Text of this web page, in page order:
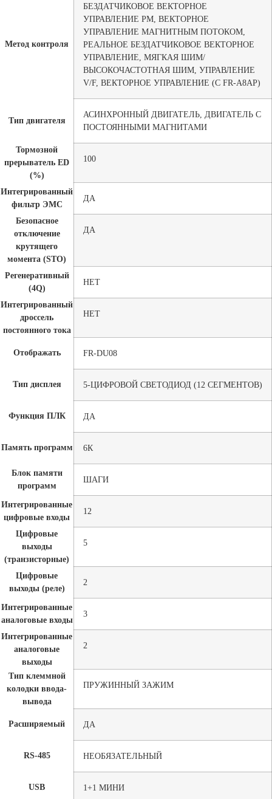
Метод контроля
БЕЗДАТЧИКОВОЕ ВЕКТОРНОЕ
УПРАВЛЕНИЕ PM, ВЕКТОРНОЕ
УПРАВЛЕНИЕ МАГНИТНЫМ ПОТОКОМ,
РЕАЛЬНОЕ БЕЗДАТЧИКОВОЕ ВЕКТОРНОЕ
УПРАВЛЕНИЕ, МЯГКАЯ ШИМ/
ВЫСОКОЧАСТОТНАЯ ШИМ, УПРАВЛЕНИЕ
V/F, ВЕКТОРНОЕ УПРАВЛЕНИЕ (С FR-A8AP)
Тип двигателя
АСИНХРОННЫЙ ДВИГАТЕЛЬ, ДВИГАТЕЛЬ С
ПОСТОЯННЫМИ МАГНИТАМИ
Тормозной
прерыватель ED
(%)
100
Интегрированный
фильтр ЭМС
ДА
Безопасное
отключение
крутящего
момента (STO)
ДА
Регенеративный
(4Q)
НЕТ
Интегрированный
дроссель
постоянного тока
НЕТ
Отображать FR-DU08
Тип дисплея 5-ЦИФРОВОЙ СВЕТОДИОД (12 СЕГМЕНТОВ)
Функция ПЛК ДА
Память программ 6К
Блок памяти
программ
ШАГИ
Интегрированные
цифровые входы
12
Цифровые
выходы
(транзисторные)
5
Цифровые
выходы (реле)
2
Интегрированные
аналоговые входы
3
Интегрированные
аналоговые
выходы
2
Тип клеммной
колодки ввода-
вывода
ПРУЖИННЫЙ ЗАЖИМ
Расширяемый ДА
RS-485 НЕОБЯЗАТЕЛЬНЫЙ
USB 1+1 МИНИ